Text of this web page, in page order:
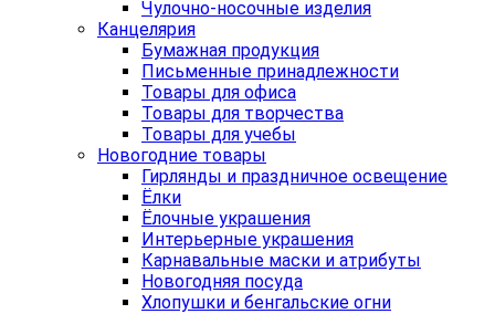
Чулочно-носочные изделия
Канцелярия
Бумажная продукция
Письменные принадлежности
Товары для офиса
Товары для творчества
Товары для учебы
Новогодние товары
Гирлянды и праздничное освещение
Ёлки
Ёлочные украшения
Интерьерные украшения
Карнавальные маски и атрибуты
Новогодняя посуда
Хлопушки и бенгальские огни